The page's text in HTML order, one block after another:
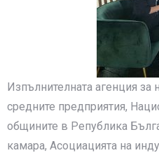
Изпълнителната агенция за
средните предприятия,
общините в Република
камара, Асоциацията на